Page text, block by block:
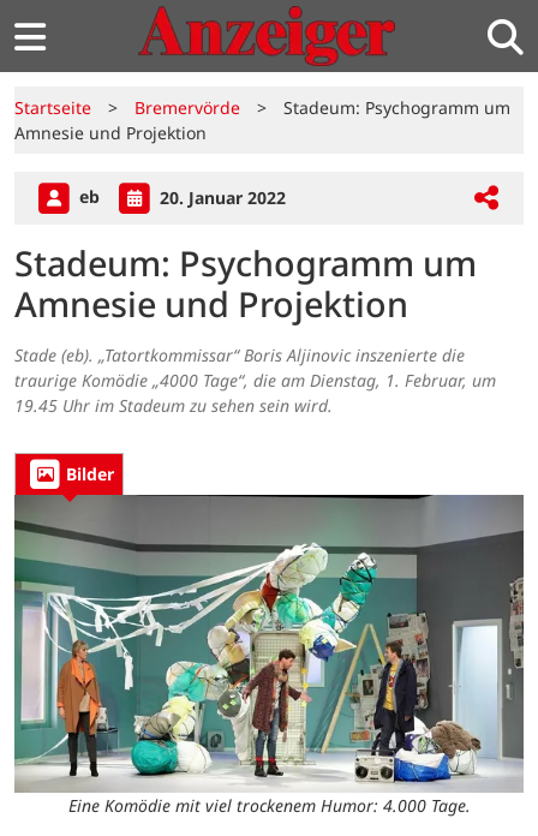
Startseite > Bremervörde >
Stadeum: Psychogramm um
Amnesie und Projektion
eb 20. Januar 2022
Stadeum: Psychogramm um
Amnesie und Projektion
Stade (eb). „Tatortkommissar“ Boris Aljinovic inszenierte die
traurige Komödie „4000 Tage“, die am Dienstag, 1. Februar, um
19.45 Uhr im Stadeum zu sehen sein wird.
Bilder
Eine Komödie mit viel trockenem Humor: 4.000 Tage.